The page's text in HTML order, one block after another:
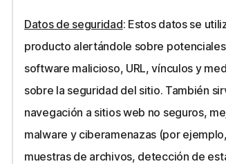
Datos de seguridad: Estos datos se
producto alertándole sobre
software malicioso, URL, vínculos y
sobre la seguridad del sitio. También
navegación a sitios web no seguros,
malware y ciberamenazas (por
muestras de archivos, detección de